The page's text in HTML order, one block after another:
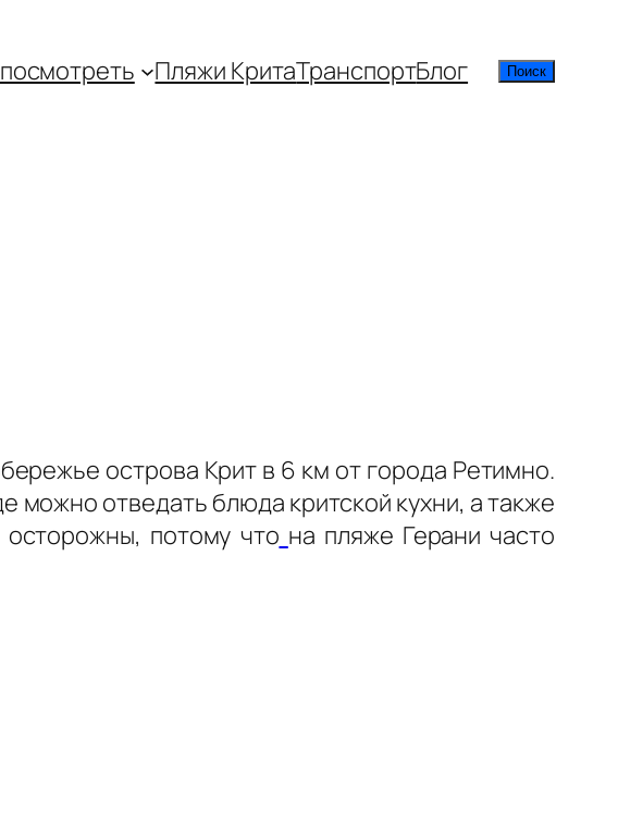
Пляжи КритаТранспортБлог Поиск
Поиск
острова Крит в 6 км от города Ретимно.
можно отведать блюда критской кухни, а также
осторожны, потому что на пляже Герани часто